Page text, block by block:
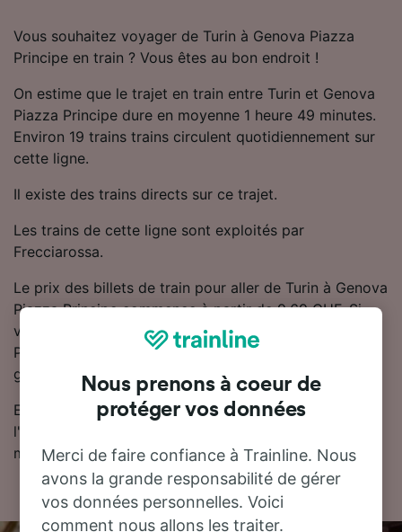
Vous souhaitez voyager de Turin à Genova Piazza
Principe en train ? Vous êtes au bon endroit !
On estime que le trajet en train entre Turin et Genova
Piazza Principe dure en moyenne 1 heure 49 minutes.
Environ 19 trains trains circulent quotidiennement sur
cette ligne.
Il existe des trains directs sur ce trajet.
Les trains de cette ligne sont exploités par
Frecciarossa.
Le prix des billets de train pour aller de Turin à Genova
Piazza Principe commence à partir de 9.69 CHF. Si
vous réservez votre trajet Turin - Genova Piazza
Principe à l'avance, les billets de train sont
généralement moins chers.
Essayez notre planificateur de voyage pour trouver
l'horaire, le billet et le prix qui vous conviennent le
mieux.
Nous prenons à coeur de
protéger vos données
Merci de faire confiance à Trainline. Nous
avons la grande responsabilité de gérer
vos données personnelles. Voici
comment nous allons les traiter.